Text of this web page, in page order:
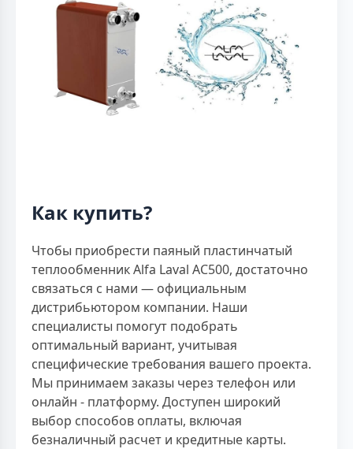
Как купить?
Чтобы приобрести паяный пластинчатый
теплообменник Alfa Laval AC500, достаточно
связаться с нами — официальным
дистрибьютором компании. Наши
специалисты помогут подобрать
оптимальный вариант, учитывая
специфические требования вашего проекта.
Мы принимаем заказы через телефон или
онлайн - платформу. Доступен широкий
выбор способов оплаты, включая
безналичный расчет и кредитные карты.